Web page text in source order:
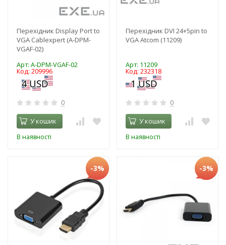
Перехідник Display Port to
VGA Cablexpert (A-DPM-
VGAF-02)
Арт: A-DPM-VGAF-02
Код: 209996
0
У кошик
В наявності
Перехідник DVI 24+5pin to
VGA Atcom (11209)
Арт: 11209
Код: 232318
0
У кошик
В наявності
-3% -3%